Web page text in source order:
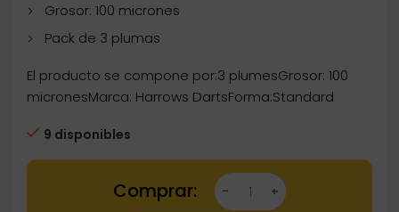
Grosor: 100 micrones
Pack de 3 plumas
El producto se compone por:3 plumesGrosor: 100
micronesMarca: Harrows DartsForma:Standard
9 disponibles
Dartstore Plumas Harrows Retina Standard